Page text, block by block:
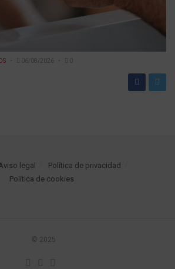
06/08/2026 0
legal
Política de privacidad
Política de cookies
© 2025